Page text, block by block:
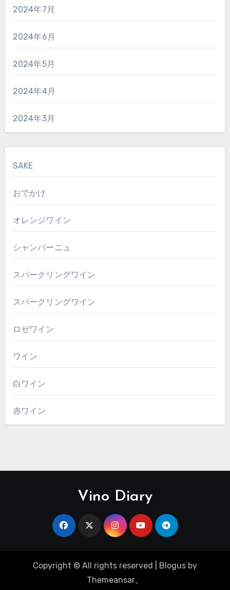
2024年7月
2024年6月
2024年5月
2024年4月
2024年3月
SAKE
おでかけ
オレンジワイン
シャンパーニュ
スパークリングワイン
スパークリングワイン
ロゼワイン
ワイン
白ワイン
赤ワイン
Vino Diary
Copyright © All rights reserved Blogus by
Themeansar。